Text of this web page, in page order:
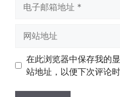
址
址
在此浏览器中保存我的
站地址，以便下次评论时